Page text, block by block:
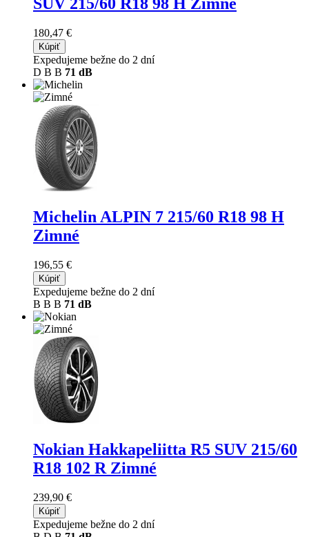
SUV 215/60 R18 98 H Zimné
180,47 €
Kúpiť
Expedujeme bežne do 2 dní
D B B 71 dB
Michelin ALPIN 7 215/60 R18 98 H
Zimné
196,55 €
Kúpiť
Expedujeme bežne do 2 dní
B B B 71 dB
Nokian Hakkapeliitta R5 SUV 215/60
R18 102 R Zimné
239,90 €
Kúpiť
Expedujeme bežne do 2 dní